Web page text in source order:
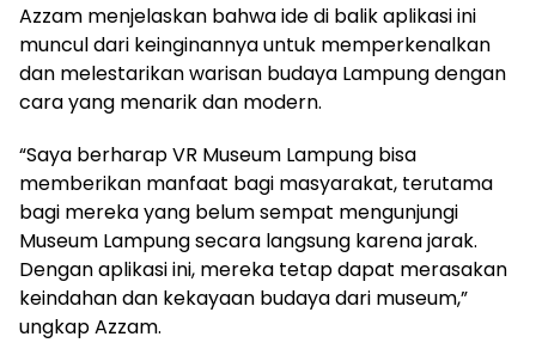
Azzam menjelaskan bahwa ide di balik aplikasi ini
muncul dari keinginannya untuk memperkenalkan
dan melestarikan warisan budaya Lampung dengan
cara yang menarik dan modern.
“Saya berharap VR Museum Lampung bisa
memberikan manfaat bagi masyarakat, terutama
bagi mereka yang belum sempat mengunjungi
Museum Lampung secara langsung karena jarak.
Dengan aplikasi ini, mereka tetap dapat merasakan
keindahan dan kekayaan budaya dari museum,”
ungkap Azzam.